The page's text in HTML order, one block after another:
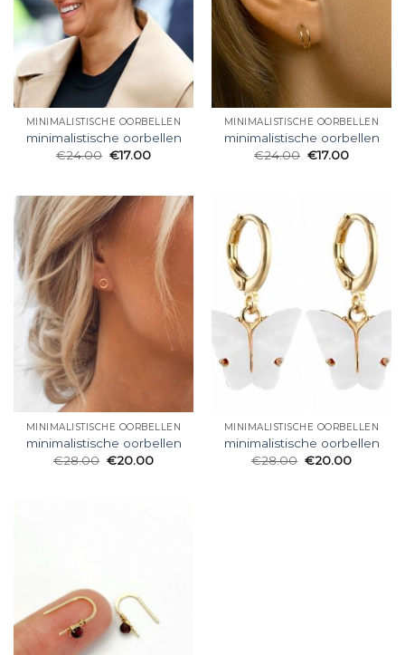
MINIMALISTISCHE OORBELLEN
minimalistische oorbellen
€24.00 €17.00
MINIMALISTISCHE OORBELLEN
minimalistische oorbellen
€24.00 €17.00
MINIMALISTISCHE OORBELLEN
minimalistische oorbellen
€28.00 €20.00
MINIMALISTISCHE OORBELLEN
minimalistische oorbellen
€28.00 €20.00